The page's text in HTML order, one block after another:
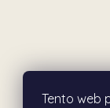
Tento web